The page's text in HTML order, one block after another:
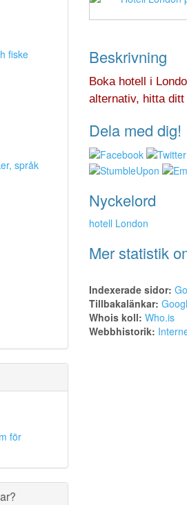
fiske
språk
för
Beskrivning
Boka hotell i
alternativ, hitta
Dela med dig!
Nyckelord
hotell London
Mer statistik
Indexerade sidor:
Tillbakalänkar:
Whois koll: Who.is
Webbhistorik: